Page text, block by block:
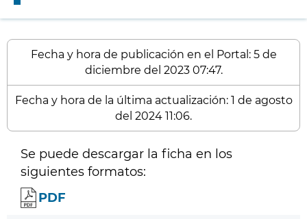
Fecha y hora de publicación en el Portal: 5 de
diciembre del 2023 07:47.
Fecha y hora de la última actualización: 1 de agosto
del 2024 11:06.
Se puede descargar la ficha en los
siguientes formatos:
PDF